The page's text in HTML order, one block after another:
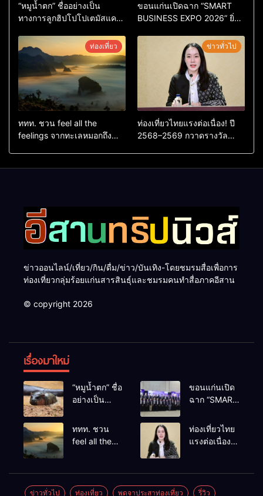
“หมูน้ำตก” ชื่ออย่างเป็น
ทางการลูกฮิปโปโปเตมัสแคระ
หลังผู้ร่วมกิจกรรมร่วมโหวต
ชนะกว่า 10,000 คะแนน
ขอนแก่นเปิดฉาก “SMART
BUSINESS EXPO 2026” ยิ่ง
ยกระดับเศรษฐกิจดิจิทัลอีสาน
ท่องเที่ยว
ททท. ชวน feel all the
feelings จากทะเลหมอกถึง
ข่าวทั่วไป
ท่องเที่ยวไทยแรงต่อเนื่อง! ปี
2568–2569 กวาดรางวัล
ข่าวออนไลน์/เที่ยว/กิน/ดื่ม/ข่าว/บันเทิง-โดยชมรมสื่อเพื่อการ
ท่องเที่ยวกลุ่มร้อยแก่นสารสินธุ์และชมรมคนทำสื่อภาคอีสาน
© copyright 2026
เรื่องมาใหม่
“หมูน้ำตก” ชื่อ
อย่างเป็น
แคระตัวใหม่
ร่วมกิจกรรม
ร่วมโหวต
ขอนแก่นเปิด
ฉาก “SMART
EXPO 2026”
ยิ่งใหญ่ หนุนผู้
ระดับ
เศรษฐกิจ
ททท. ชวน
feel all the
พบเมืองไทย
ท่องเที่ยวไทย
แรงต่อเนื่อง!
สากล ตอกย้ำ
ข่าวทั่วไป ท่องเที่ยว พูดจาประสาท่องเที่ยว รี่วิว